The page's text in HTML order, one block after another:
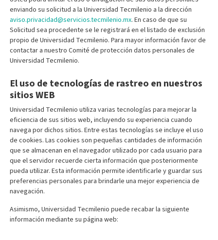
enviando su solicitud a la Universidad Tecmilenio a la dirección
aviso.privacidad@servicios.tecmilenio.mx. En caso de que su
Solicitud sea procedente se le registrará en el listado de exclusión
propio de Universidad Tecmilenio. Para mayor información favor de
contactar a nuestro Comité de protección datos personales de
Universidad Tecmilenio.
El uso de tecnologías de rastreo en nuestros
sitios WEB
Universidad Tecmilenio utiliza varias tecnologías para mejorar la
eficiencia de sus sitios web, incluyendo su experiencia cuando
navega por dichos sitios. Entre estas tecnologías se incluye el uso
de cookies. Las cookies son pequeñas cantidades de información
que se almacenan en el navegador utilizado por cada usuario para
que el servidor recuerde cierta información que posteriormente
pueda utilizar. Esta información permite identificarle y guardar sus
preferencias personales para brindarle una mejor experiencia de
navegación.
Asimismo, Universidad Tecmilenio puede recabar la siguiente
información mediante su página web: